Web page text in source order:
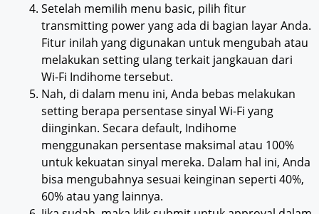
Setelah memilih menu basic, pilih fitur
transmitting power yang ada di bagian layar Anda.
Fitur inilah yang digunakan untuk mengubah atau
melakukan setting ulang terkait jangkauan dari
Wi-Fi Indihome tersebut.
Nah, di dalam menu ini, Anda bebas melakukan
setting berapa persentase sinyal Wi-Fi yang
diinginkan. Secara default, Indihome
menggunakan persentase maksimal atau 100%
untuk kekuatan sinyal mereka. Dalam hal ini, Anda
bisa mengubahnya sesuai keinginan seperti 40%,
60% atau yang lainnya.